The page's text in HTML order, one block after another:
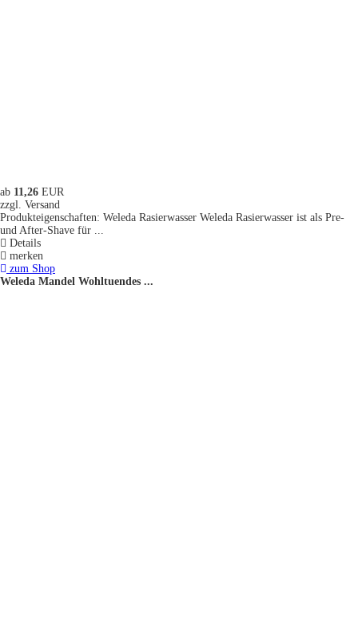
ab 11,26 EUR
zzgl. Versand
Produkteigenschaften: Weleda Rasierwasser Weleda Rasierwasser ist als Pre-
und After-Shave für ...
Details
merken
zum Shop
Weleda Mandel Wohltuendes ...